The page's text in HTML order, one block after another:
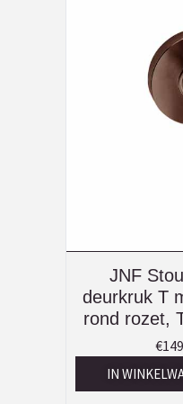
JNF
deurkruk T
rond rozet,
€
IN